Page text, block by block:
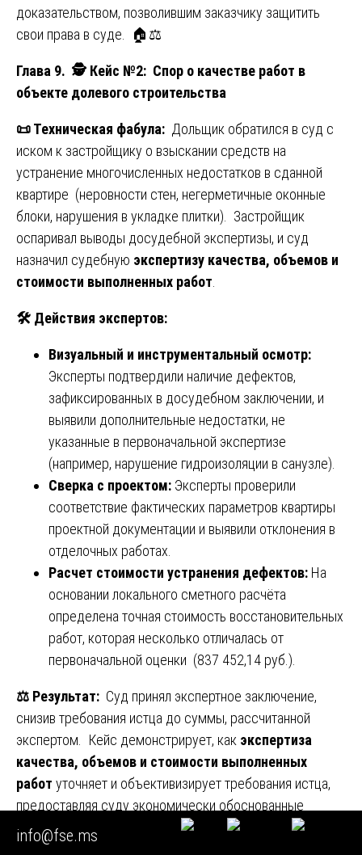
доказательством, позволившим заказчику защитить
свои права в суде. 🏠⚖️
Глава 9. 🕵️ Кейс №2: Спор о качестве работ в
объекте долевого строительства
📜Техническая фабула: Дольщик обратился в суд с
иском к застройщику о взыскании средств на
устранение многочисленных недостатков в сданной
квартире (неровности стен, негерметичные оконные
блоки, нарушения в укладке плитки). Застройщик
оспаривал выводы досудебной экспертизы, и суд
назначил судебную экспертизу качества, объемов и
стоимости выполненных работ
🛠️ Действия экспертов:
Визуальный и инструментальный осмотр:
Эксперты подтвердили наличие дефектов,
зафиксированных в досудебном заключении, и
выявили дополнительные недостатки, не
указанные в первоначальной экспертизе
(например, нарушение гидроизоляции в санузле).
Сверка с проектом: Эксперты проверили
соответствие фактических параметров квартиры
проектной документации и выявили отклонения в
отделочных работах.
Расчет стоимости устранения дефектов: На
основании локального сметного расчёта
определена точная стоимость восстановительных
работ, которая несколько отличалась от
первоначальной оценки (837 452,14 руб.).
⚖️ Результат: Суд принял экспертное заключение,
снизив требования истца до суммы, рассчитанной
экспертом. Кейс демонстрирует, как экспертиза
качества, объемов и стоимости выполненных
работ уточняет и объективизирует требования истца,
предоставляя суду экономически обоснованные
данные для принятия решения. Суд удовлетворил иск о
взыскании стоимости устранения недостатков в
info@fse.ms